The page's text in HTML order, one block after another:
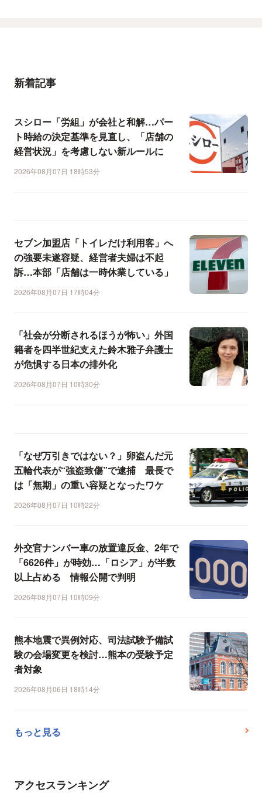
新着記事
スシロー「労組」が会社と和解…パー
ト時給の決定基準を見直し、「店舗の
経営状況」を考慮しない新ルールに
2026年08月07日 18時53分
セブン加盟店「トイレだけ利用客」へ
の強要未遂容疑、経営者夫婦は不起
訴…本部「店舗は一時休業している」
2026年08月07日 17時04分
「社会が分断されるほうが怖い」外国
籍者を四半世紀支えた鈴木雅子弁護士
が危惧する日本の排外化
2026年08月07日 10時30分
「なぜ万引きではない？」卵盗んだ元
五輪代表が“強盗致傷”で逮捕 最長で
は「無期」の重い容疑となったワケ
2026年08月07日 10時22分
外交官ナンバー車の放置違反金、2年で
「6626件」が時効…「ロシア」が半数
以上占める 情報公開で判明
2026年08月07日 10時09分
熊本地震で異例対応、司法試験予備試
験の会場変更を検討…熊本の受験予定
者対象
2026年08月06日 18時14分
もっと見る
アクセスランキング